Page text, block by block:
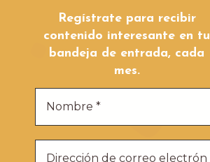
Regístrate para recibir
contenido interesante en tu
bandeja de entrada, cada
mes.